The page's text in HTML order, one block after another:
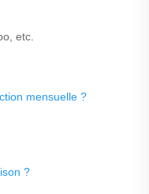
etc.
mensuelle ?
?